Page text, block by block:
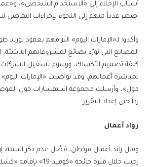
أسباب الإخلاء إلى «الاستخدام الشخصي»،
اضطر عدداً منهم إلى اللجوء لإجراءات التقاضي
وأكدوا لـ«الإمارات اليوم» التزامهم بعقود توريد
المصانع التي تورّد بضائع لمشروعاتهم الناشئة،
كلفة تصميم الأكشاك، ورسوم تشغيل
لمباشرة أعمالهم، وقد تواصلت «الإمارات
مول»، وأرسلت مجموعة استفسارات حول
رداً حتى إعداد التقرير.
رواد أعمال
وقال رائد أعمال مواطن، فضّل عدم ذكر اسمه،
رحبت خلال فترة جائحة